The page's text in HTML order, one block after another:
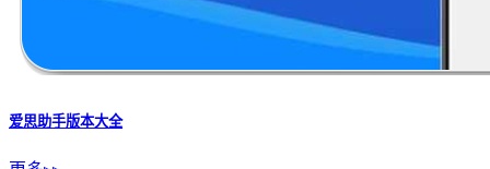
爱思助手版本大全